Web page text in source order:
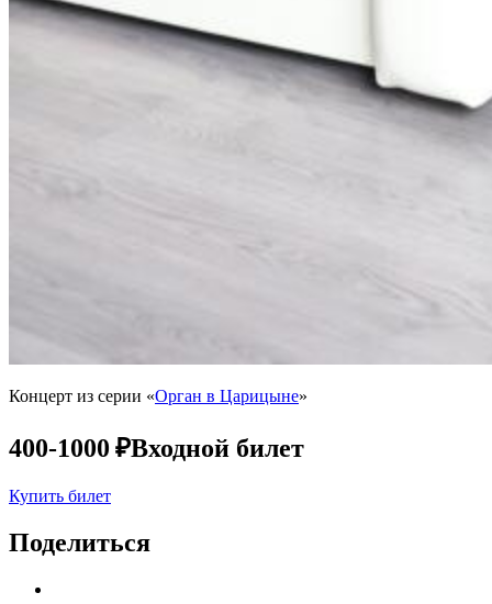
Концерт из серии «Орган в Царицыне»
400-1000 ₽Входной билет
Купить билет
Поделиться